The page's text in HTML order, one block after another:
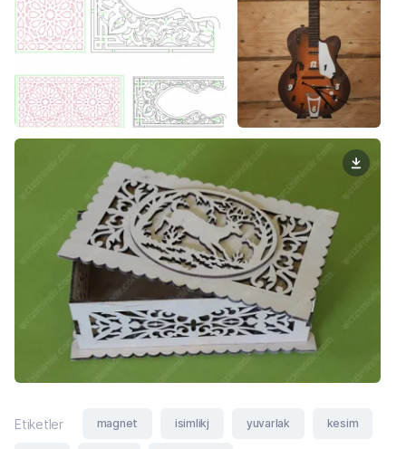
Etiketler magnet isimlikj yuvarlak kesim